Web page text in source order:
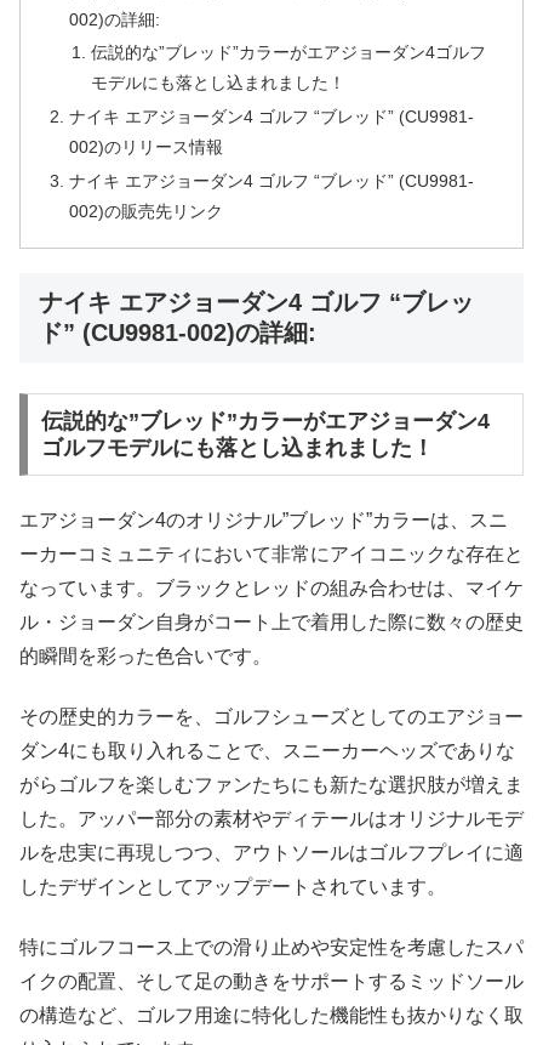
002)の詳細:
伝説的な”ブレッド”カラーがエアジョーダン4ゴルフ
モデルにも落とし込まれました！
ナイキ エアジョーダン4 ゴルフ “ブレッド” (CU9981-
002)のリリース情報
ナイキ エアジョーダン4 ゴルフ “ブレッド” (CU9981-
002)の販売先リンク
ナイキ エアジョーダン4 ゴルフ “ブレッ
ド” (CU9981-002)の詳細:
伝説的な”ブレッド”カラーがエアジョーダン4
ゴルフモデルにも落とし込まれました！
エアジョーダン4のオリジナル”ブレッド”カラーは、スニ
ーカーコミュニティにおいて非常にアイコニックな存在と
なっています。ブラックとレッドの組み合わせは、マイケ
ル・ジョーダン自身がコート上で着用した際に数々の歴史
的瞬間を彩った色合いです。
その歴史的カラーを、ゴルフシューズとしてのエアジョー
ダン4にも取り入れることで、スニーカーヘッズでありな
がらゴルフを楽しむファンたちにも新たな選択肢が増えま
した。アッパー部分の素材やディテールはオリジナルモデ
ルを忠実に再現しつつ、アウトソールはゴルフプレイに適
したデザインとしてアップデートされています。
特にゴルフコース上での滑り止めや安定性を考慮したスパ
イクの配置、そして足の動きをサポートするミッドソール
の構造など、ゴルフ用途に特化した機能性も抜かりなく取